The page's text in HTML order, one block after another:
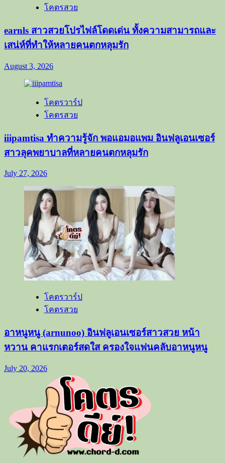
โคตรสวย
earnls สาวสวยโปรไฟล์โดดเด่น ทั้งความสามารถและ
เสน่ห์ที่ทำให้หลายคนตกหลุมรัก
August 3, 2026
โคตรวาร์ป
โคตรสวย
iiipamtisa ทำความรู้จัก พอแอมอแพม อินฟลูเอนเซอร์
สาวลุคพยาบาลที่หลายคนตกหลุมรัก
July 27, 2026
โคตรวาร์ป
โคตรสวย
อาหนูหนู (arnunoo) อินฟลูเอนเซอร์สาวสวย หน้า
หวาน คาแรกเตอร์สดใส ครองใจแฟนคลับอาหนูหนู
July 20, 2026